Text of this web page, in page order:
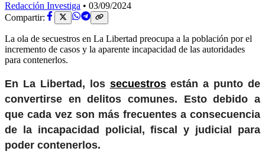
Redacción Investiga • 03/09/2024
Compartir:
La ola de secuestros en La Libertad preocupa a la población por el
incremento de casos y la aparente incapacidad de las autoridades
para contenerlos.
En La Libertad, los secuestros están a punto de
convertirse en delitos comunes. Esto debido a
que cada vez son más frecuentes a consecuencia
de la incapacidad policial, fiscal y judicial para
poder contenerlos.